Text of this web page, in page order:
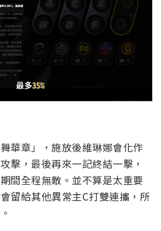
華章」，施放後維琳娜會化作
擊，最後再來一記終結一擊，
間全程無敵。並不算是太重要
留給其他異常主C打雙連攜，所